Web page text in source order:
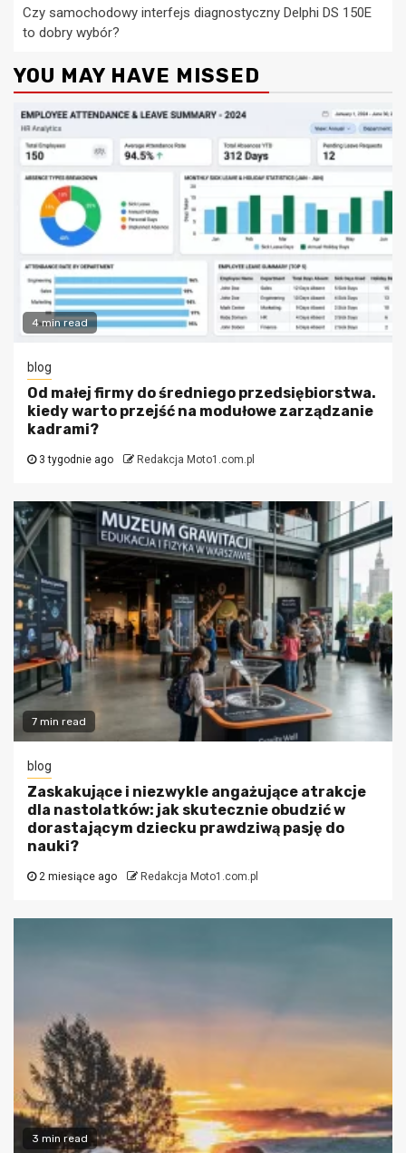
Czy samochodowy interfejs diagnostyczny Delphi DS 150E
to dobry wybór?
YOU MAY HAVE MISSED
4 min read
blog
Od małej firmy do średniego przedsiębiorstwa.
kiedy warto przejść na modułowe zarządzanie
kadrami?
3 tygodnie ago Redakcja Moto1.com.pl
7 min read
blog
Zaskakujące i niezwykle angażujące atrakcje
dla nastolatków: jak skutecznie obudzić w
dorastającym dziecku prawdziwą pasję do
nauki?
2 miesiące ago Redakcja Moto1.com.pl
3 min read